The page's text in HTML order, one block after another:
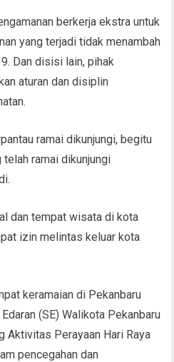
berkerja ekstra untuk
yang terjadi tidak menambah
Dan disisi lain, pihak
aturan dan disiplin
ramai dikunjungi, begitu
ramai dikunjungi
dan tempat wisata di kota
izin melintas keluar kota
keramaian di Pekanbaru
(SE) Walikota Pekanbaru
Aktivitas Perayaan Hari Raya
pencegahan dan